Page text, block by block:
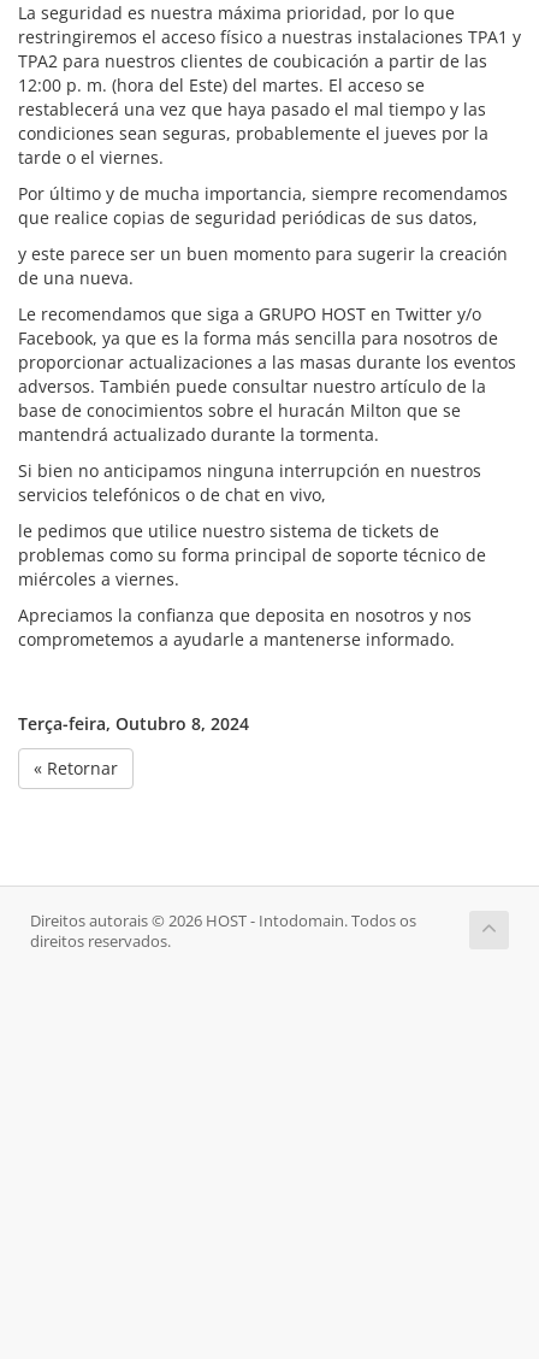
La seguridad es nuestra máxima prioridad, por lo que
restringiremos el acceso físico a nuestras instalaciones TPA1 y
TPA2 para nuestros clientes de coubicación a partir de las
12:00 p. m. (hora del Este) del martes. El acceso se
restablecerá una vez que haya pasado el mal tiempo y las
condiciones sean seguras, probablemente el jueves por la
tarde o el viernes.
Por último y de mucha importancia, siempre recomendamos
que realice copias de seguridad periódicas de sus datos,
y este parece ser un buen momento para sugerir la creación
de una nueva.
Le recomendamos que siga a GRUPO HOST en Twitter y/o
Facebook, ya que es la forma más sencilla para nosotros de
proporcionar actualizaciones a las masas durante los eventos
adversos. También puede consultar nuestro artículo de la
base de conocimientos sobre el huracán Milton que se
mantendrá actualizado durante la tormenta.
Si bien no anticipamos ninguna interrupción en nuestros
servicios telefónicos o de chat en vivo,
le pedimos que utilice nuestro sistema de tickets de
problemas como su forma principal de soporte técnico de
miércoles a viernes.
Apreciamos la confianza que deposita en nosotros y nos
comprometemos a ayudarle a mantenerse informado.
Terça-feira, Outubro 8, 2024
« Retornar
Direitos autorais © 2026 HOST - Intodomain. Todos os
direitos reservados.